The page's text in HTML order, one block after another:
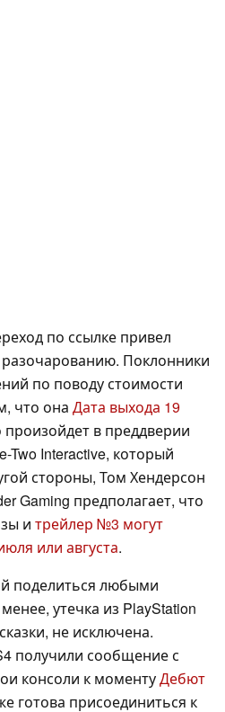
по ссылке привел
Поклонники
по поводу стоимости
что она Дата выхода 19
в преддверии
Two Interactive, который
стороны, Том Хендерсон
Gaming предполагает, что
и трейлер №3 могут
или августа.
поделиться любыми
утечка из PlayStation
не исключена.
получили сообщение с
консоли к моментуДебют
готова присоединиться к